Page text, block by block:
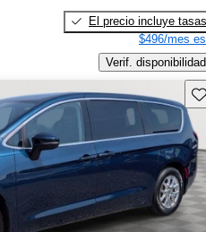
El precio incluye tasas
$496/mes
Verif. disponibilidad